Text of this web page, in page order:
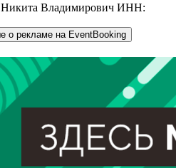
Владимирович ИНН:
о рекламе на EventBooking